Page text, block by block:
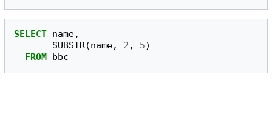
SELECT name,
SUBSTR(name, 2 , 5)
FROM
bbc